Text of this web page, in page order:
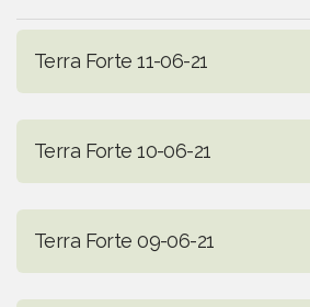
Terra Forte 11-06-21
Terra Forte 10-06-21
Terra Forte 09-06-21